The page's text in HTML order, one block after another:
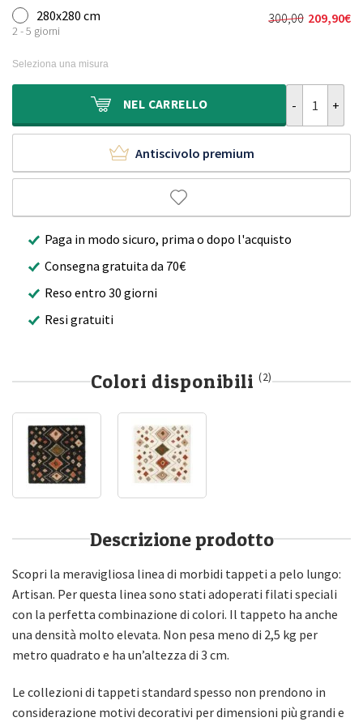
originale
era:
attuale
è:
280x280 cm
2 - 5 giorni
300,00
Il
300,00€.
209,90€
Il
209,90€.
Seleziona una misura
NEL CARRELLO
Antiscivolo premium
Paga in modo sicuro, prima o dopo l'acquisto
Consegna gratuita da 70€
Reso entro 30 giorni
Resi gratuiti
Colori disponibili (2)
Descrizione prodotto
Scopri la meravigliosa linea di morbidi tappeti a pelo lungo:
Artisan. Per questa linea sono stati adoperati filati speciali
con la perfetta combinazione di colori. Il tappeto ha anche
una densità molto elevata. Non pesa meno di 2,5 kg per
metro quadrato e ha un’altezza di 3 cm.
Le collezioni di tappeti standard spesso non prendono in
considerazione motivi decorativi per dimensioni più grandi e